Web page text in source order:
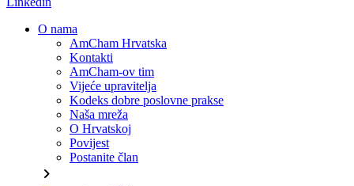
O nama
AmCham Hrvatska
Kontakti
AmCham-ov tim
Vijeće upravitelja
Kodeks dobre poslovne prakse
Naša mreža
O Hrvatskoj
Povijest
Postanite član
chevron_right